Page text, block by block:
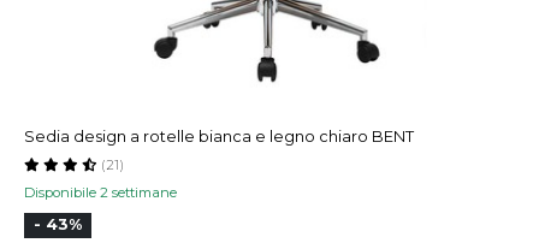
Sedia design a rotelle bianca e legno chiaro BENT
Disponibile 2 settimane
(21)
- 43%